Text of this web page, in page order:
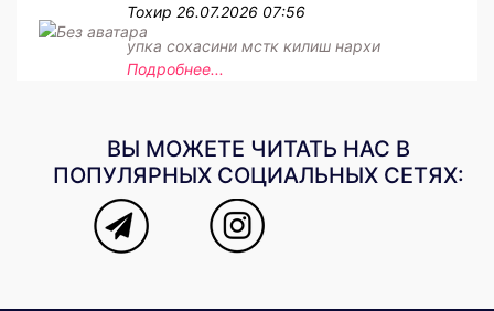
Тохир 26.07.2026 07:56
упка сохасини мстк килиш нархи
Подробнее...
ВЫ МОЖЕТЕ ЧИТАТЬ НАС В
ПОПУЛЯРНЫХ СОЦИАЛЬНЫХ СЕТЯХ: